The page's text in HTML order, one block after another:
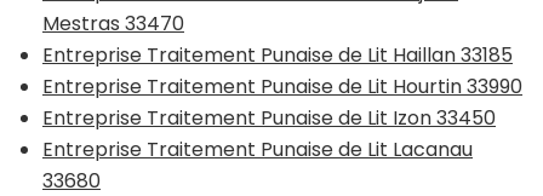
Mestras 33470
Entreprise Traitement Punaise de Lit Haillan 33185
Entreprise Traitement Punaise de Lit Hourtin 33990
Entreprise Traitement Punaise de Lit Izon 33450
Entreprise Traitement Punaise de Lit Lacanau
33680